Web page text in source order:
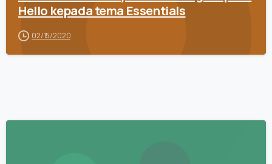
Hello kepada tema Essentials
02/15/2020